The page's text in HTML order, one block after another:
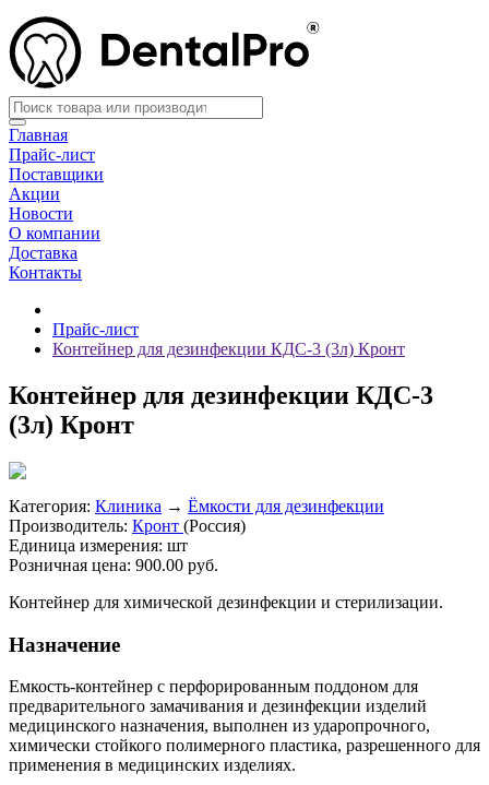
Главная
Прайс-лист
Поставщики
Акции
Новости
О компании
Доставка
Контакты
Прайс-лист
Контейнер для дезинфекции КДС-3 (3л) Кронт
Контейнер для дезинфекции КДС-3
(3л) Кронт
Категория: Клиника → Ёмкости для дезинфекции
Производитель: Кронт (Россия)
Единица измерения: шт
Розничная цена: 900.00 руб.
Контейнер для химической дезинфекции и стерилизации.
Назначение
Емкость-контейнер с перфорированным поддоном для
предварительного замачивания и дезинфекции изделий
медицинского назначения, выполнен из ударопрочного,
химически стойкого полимерного пластика, разрешенного для
применения в медицинских изделиях.